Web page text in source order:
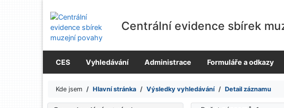
Přejít na menu
Prohlášení o webové přístupnostiCentrální evidence sbírek
CES Vyhledávání Administrace Formuláře a odkazy
Kde jsem Hlavní stránka Výsledky vyhledávání Detail záznamu